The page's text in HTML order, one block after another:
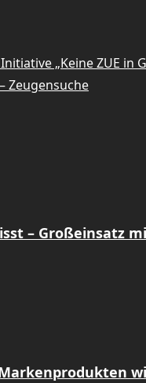
„Keine ZUE in
Zeugensuche
– Großeinsatz